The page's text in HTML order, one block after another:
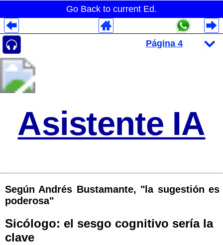
Go Back to current Ed.
Asistente IA
Según Andrés Bustamante, "la sugestión es
poderosa"
Sicólogo: el sesgo cognitivo sería la
clave
Despliegues Analytics
Despliegues Totales
Despliegues por Rubros